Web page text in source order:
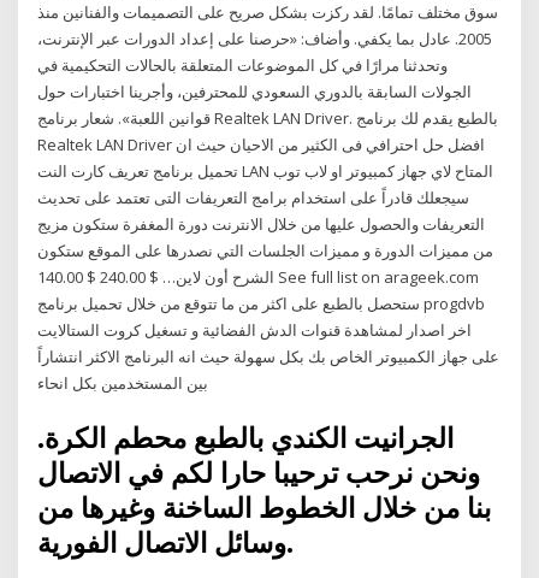
سوق مختلف تمامًا. لقد ركزت بشكل صريح على التصميمات والفنانين منذ
2005. عادل بما يكفي. وأضاف: «حرصنا على إعداد الدورات عبر الإنترنت،
وتحدثنا مرارًا في كل الموضوعات المتعلقة بالحالات التحكيمية في
الجولات السابقة بالدوري السعودي للمحترفين، وأجرينا اختبارات حول
قوانين اللعبة». شعار برنامج Realtek LAN Driver. بالطبع يقدم لك برنامج
Realtek LAN Driver افضل حل احترافي فى الكثير من الاحيان حيث ان
تحميل برنامج تعريف كارت النت LAN المتاح لاي جهاز كمبيوتر او لاب توب
سيجعلك قادراً على استخدام برامج التعريفات التى تعتمد على تحديث
التعريفات والحصول عليها من خلال الانترنت دورة المغفرة ستكون مزيج
من مميزات الدورة و مميزات الجلسات التي نصدرها على الموقع ستكون
الشرح أون لاين… $ 240.00 $ 140.00 See full list on arageek.com
ستحصل بالطبع على اكثر من ما تتوقع من خلال تحميل برنامج progdvb
اخر اصدار لمشاهدة قنوات الدش الفضائية و تسغيل كروت الستالايت
على جهاز الكمبيوتر الخاص بك بكل سهولة حيث انه البرنامج الاكثر انتشاراً
بين المستخدمين بكل انحاء
الجرانيت الكندي بالطبع محطم الكرة.
ونحن نرحب ترحيبا حارا لكم في الاتصال
بنا من خلال الخطوط الساخنة وغيرها من
وسائل الاتصال الفورية.